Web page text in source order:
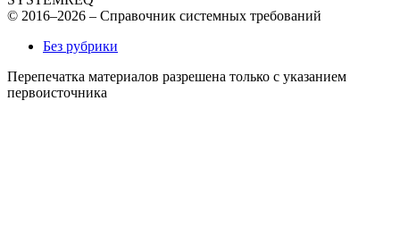
© 2016–2026 – Справочник системных требований
Без рубрики
Перепечатка материалов разрешена только с указанием
первоисточника